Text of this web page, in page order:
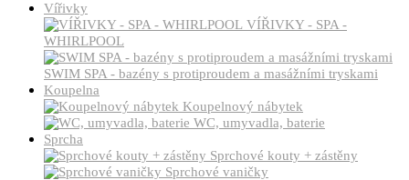
Vířivky
VÍŘIVKY - SPA -
WHIRLPOOL
SWIM SPA - bazény s protiproudem a masážními tryskami
Koupelna
Koupelnový nábytek
WC, umyvadla, baterie
Sprcha
Sprchové kouty + zástěny
Sprchové vaničky